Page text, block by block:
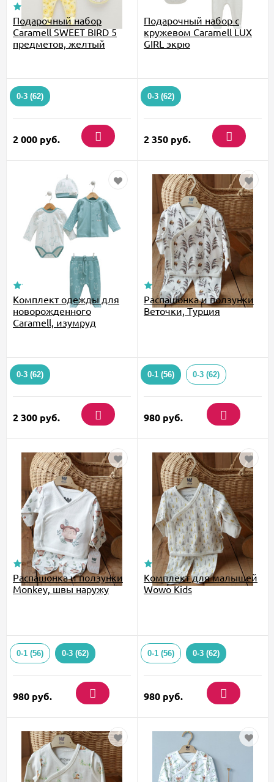
Подарочный набор
Caramell SWEET BIRD 5
предметов, желтый
0-3 (62)
2 000 руб.
Подарочный набор с
кружевом Caramell LUX
GIRL экрю
0-3 (62)
2 350 руб.
Комплект одежды для
новорожденного
Caramell, изумруд
0-3 (62)
2 300 руб.
Распашонка и ползунки
Веточки, Турция
0-1 (56) 0-3 (62)
980 руб.
Распашонка и ползунки
Monkey, швы наружу
0-1 (56) 0-3 (62)
980 руб.
Комплект для малышей
Wowo Kids
0-1 (56) 0-3 (62)
980 руб.